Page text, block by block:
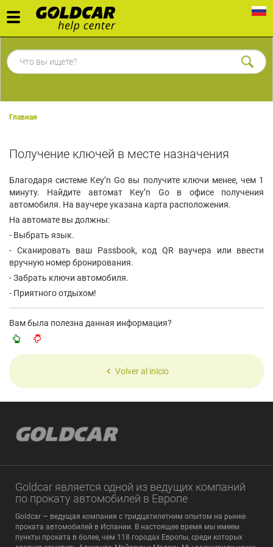
Toggle
navigation
Главная
Получение ключей в месте назначения
Благодаря системе Key’n Go вы получите ключи менее, чем 1
минуту. Найдите автомат Key’n Go в офисе получения
автомобиля. На ваучере указана карта расположения.
На автомате вы должны:
- Выбрать язык.
- Сканировать ваш Passbook, код QR ваучера или ввести
вручную номер бронирования.
- Забрать ключи автомобиля.
- Приятного отдыхом!
Вам была полезна данная информация?
Volver al inicio
Goldcar является одной из ведущих компаний
по прокату автомобилей в Европе
Goldcar — ведущая компания с тридцатилетним опытом на рынке
проката автомобилей в Испании. В настоящее время мы имеем
пункты проката в более, чем 118 городах Европы, среди которых